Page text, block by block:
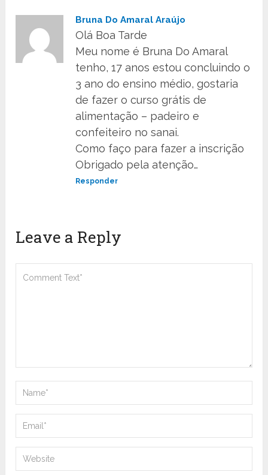
Bruna Do Amaral Araújo
Olá Boa Tarde
Meu nome é Bruna Do Amaral
tenho, 17 anos estou concluindo o
3 ano do ensino médio, gostaria
de fazer o curso grátis de
alimentação – padeiro e
confeiteiro no sanai.
Como faço para fazer a inscrição
Obrigado pela atenção…
Responder
Leave a Reply